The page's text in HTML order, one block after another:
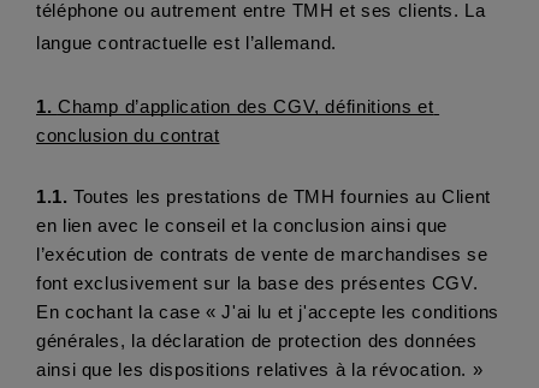
téléphone ou autrement entre TMH et ses clients. La
langue contractuelle est l’allemand.
1. Champ d’application des CGV, définitions et
conclusion du contrat
1.1. Toutes les prestations de TMH fournies au Client
en lien avec le conseil et la conclusion ainsi que
l’exécution de contrats de vente de marchandises se
font exclusivement sur la base des présentes CGV.
En cochant la case « J'ai lu et j'accepte les conditions
générales, la déclaration de protection des données
ainsi que les dispositions relatives à la révocation. »